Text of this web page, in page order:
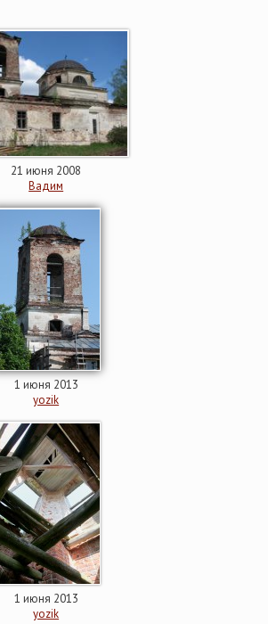
21 июня 2008
Вадим
1 июня 2013
yozik
1 июня 2013
yozik